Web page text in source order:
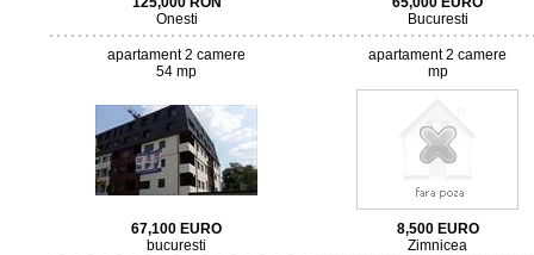
Onesti
Bucuresti
apartament 2 camere
54 mp
67,100 EURO
bucuresti
apartament 2 camere
mp
8,500 EURO
Zimnicea